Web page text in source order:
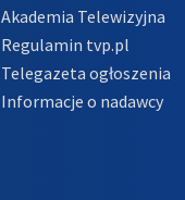
Akademia Telewizyjna
Regulamin tvp.pl
Telegazeta ogłoszenia
Informacje o nadawcy